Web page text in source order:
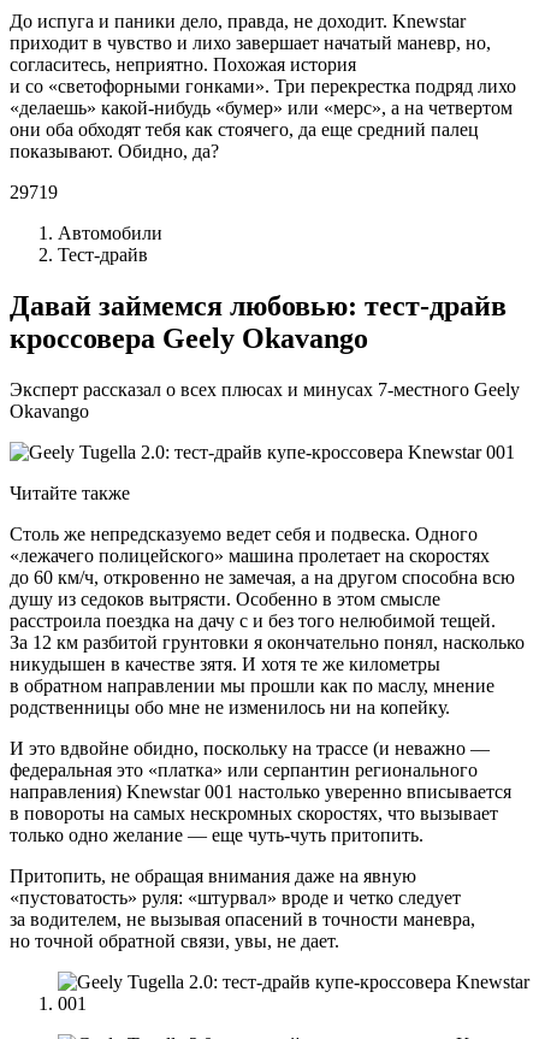
До испуга и паники дело, правда, не доходит. Knewstar
приходит в чувство и лихо завершает начатый маневр, но,
согласитесь, неприятно. Похожая история
и со «светофорными гонками». Три перекрестка подряд лихо
«делаешь» какой-нибудь «бумер» или «мерс», а на четвертом
они оба обходят тебя как стоячего, да еще средний палец
показывают. Обидно, да?
29719
Автомобили
Тест-драйв
Давай займемся любовью: тест-драйв
кроссовера Geely Okavango
Эксперт рассказал о всех плюсах и минусах 7-местного Geely
Okavango
Читайте также
Столь же непредсказуемо ведет себя и подвеска. Одного
«лежачего полицейского» машина пролетает на скоростях
до 60 км/ч, откровенно не замечая, а на другом способна всю
душу из седоков вытрясти. Особенно в этом смысле
расстроила поездка на дачу с и без того нелюбимой тещей.
За 12 км разбитой грунтовки я окончательно понял, насколько
никудышен в качестве зятя. И хотя те же километры
в обратном направлении мы прошли как по маслу, мнение
родственницы обо мне не изменилось ни на копейку.
И это вдвойне обидно, поскольку на трассе (и неважно —
федеральная это «платка» или серпантин регионального
направления) Knewstar 001 настолько уверенно вписывается
в повороты на самых нескромных скоростях, что вызывает
только одно желание — еще чуть-чуть притопить.
Притопить, не обращая внимания даже на явную
«пустоватость» руля: «штурвал» вроде и четко следует
за водителем, не вызывая опасений в точности маневра,
но точной обратной связи, увы, не дает.